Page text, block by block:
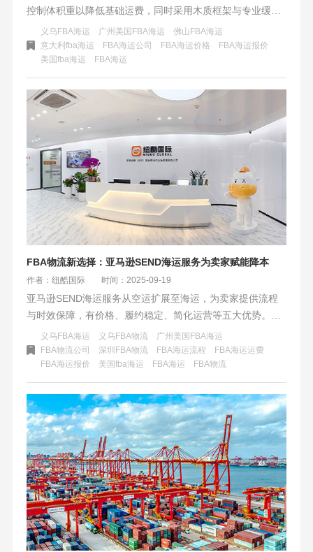
控制体积重以降低基础运费，同时采用木质框架与专业缓冲
包装规避破损风险。通过可拆卸设计优化装载体积，并规范
超重标识与IPPC熏蒸确保合规。建议匹配专业大件物流渠
道，购买货运保险对冲风险，实现安全与成本效益的双重保
障。
义乌FBA海运 广州美国FBA海运
佛山FBA海运
意大利fba海运
FBA海运公司 FBA海运价格
FBA海运报价
美国fba海运
​FBA海运
FBA物流新选择：亚马逊SEND海运服务为卖家赋能降本
作者：纽酷国际 时间：2025-09-19
亚马逊SEND海运服务从空运扩展至海运，为卖家提供流程
与时效保障，有价格、履约稳定、简化运营等五大优势。它
适用中小型、旺季备货等多类卖家，与传统海运有差异。纽
酷国际是其可靠承运伙伴，卖家善用相关功能可最大化利用
该服务。
义乌FBA海运 义乌FBA物流
广州美国FBA海运
FBA物流公司
深圳FBA物流 FBA海运流程
FBA海运运费
FBA海运报价
美国fba海运 ​FBA海运 FBA物流